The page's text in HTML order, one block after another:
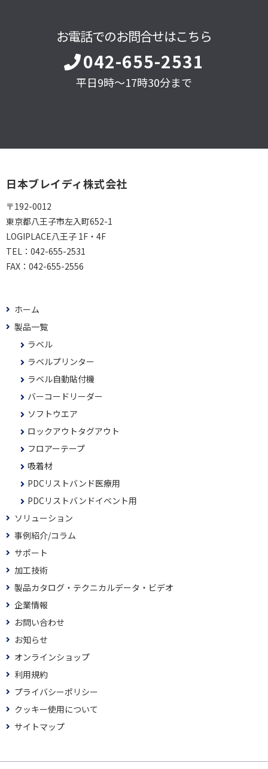
お電話でのお問合せはこちら
042-655-2531
平日9時～17時30分まで
日本ブレイディ株式会社
〒192-0012
東京都八王子市左入町652-1
LOGIPLACE八王子 1F・4F
TEL： 042-655-2531
FAX： 042-655-2556
ホーム
製品一覧
ラベル
ラベルプリンター
ラベル自動貼付機
バーコードリーダー
ソフトウエア
ロックアウトタグアウト
フロアーテープ
吸着材
PDCリストバンド医療用
PDCリストバンドイベント用
ソリューション
事例紹介/コラム
サポート
加工技術
製品カタログ・テクニカルデータ・ビデオ
企業情報
お問い合わせ
お知らせ
オンラインショップ
利用規約
プライバシーポリシー
クッキー使用について
サイトマップ